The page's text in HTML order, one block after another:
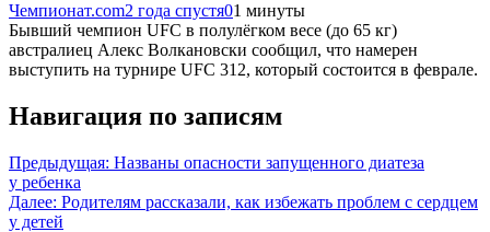
Чемпионат.com2 года спустя01 минуты
Бывший чемпион UFC в полулёгком весе (до 65 кг)
австралиец Алекс Волкановски сообщил, что намерен
выступить на турнире UFC 312, который состоится в феврале.
Навигация по записям
Предыдущая: Названы опасности запущенного диатеза
у ребенка
Далее: Родителям рассказали, как избежать проблем с сердцем
у детей